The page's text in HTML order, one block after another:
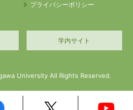
プライバシーポリシー
学内サイト
University All Rights Reserved.